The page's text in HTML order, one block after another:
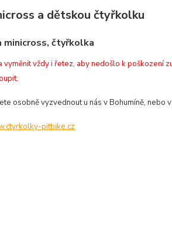
a dětskou čtyřkolku
minicross, čtyřkolka
vždy i řetez, aby nedošlo k poškození
osobně vyzvednout u nás v Bohumíně, nebo
pitbike.cz